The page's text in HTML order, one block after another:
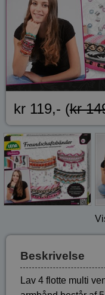
kr 119,- (kr
Beskrivelse
Lav 4 flotte multi